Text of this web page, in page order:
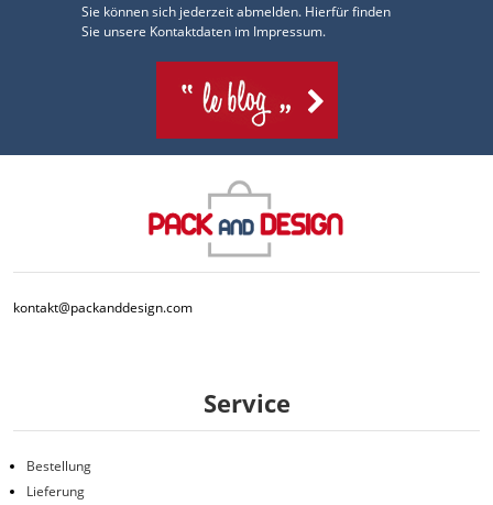
Sie können sich jederzeit abmelden. Hierfür finden
Sie unsere Kontaktdaten im Impressum.
kontakt@packanddesign.com
Service
Bestellung
Lieferung